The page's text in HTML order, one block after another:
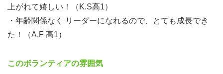
CORUNUMでは障がい×アート、アルバイト×療育現場
やIT×SDGｓなど、
場やコミュニケーションを促進することで、
上がれて嬉しい！（K.S高1）
・年齢関係なく リーダーになれるので、とても成長でき
た！（A.F 高1）
このボランティアの雰囲気